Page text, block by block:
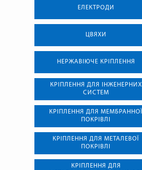
ЕЛЕКТРОДИ
ЦВЯХИ
НЕРЖАВІЮЧЕ КРІПЛЕННЯ
КРІПЛЕННЯ ДЛЯ ІНЖЕНЕРНИХ
СИСТЕМ
КРІПЛЕННЯ ДЛЯ МЕМБРАННОЇ
ПОКРІВЛІ
КРІПЛЕННЯ ДЛЯ МЕТАЛЕВОЇ
ПОКРІВЛІ
КРІПЛЕННЯ ДЛЯ